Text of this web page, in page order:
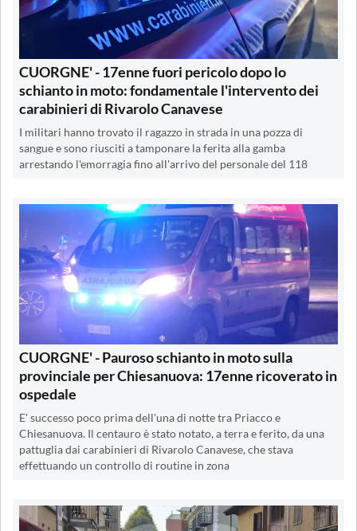
CUORGNE' - 17enne fuori pericolo dopo lo
schianto in moto: fondamentale l'intervento dei
carabinieri di Rivarolo Canavese
I militari hanno trovato il ragazzo in strada in una pozza di
sangue e sono riusciti a tamponare la ferita alla gamba
arrestando l'emorragia fino all'arrivo del personale del 118
CUORGNE' - Pauroso schianto in moto sulla
provinciale per Chiesanuova: 17enne ricoverato in
ospedale
E' successo poco prima dell'una di notte tra Priacco e
Chiesanuova. Il centauro è stato notato, a terra e ferito, da una
pattuglia dai carabinieri di Rivarolo Canavese, che stava
effettuando un controllo di routine in zona